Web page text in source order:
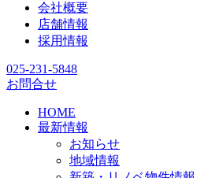
会社概要
店舗情報
採用情報
025-231-5848
お問合せ
HOME
最新情報
お知らせ
地域情報